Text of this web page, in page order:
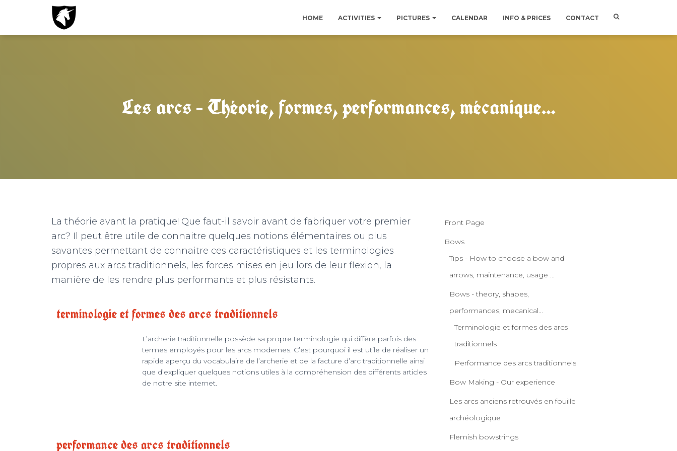
HOME ACTIVITIES PICTURES CALENDAR INFO & PRICES CONTACT
Les arcs – Théorie, formes, performances, mécanique…
La théorie avant la pratique! Que faut-il savoir avant de fabriquer votre premier
arc? Il peut être utile de connaitre quelques notions élémentaires ou plus
savantes permettant de connaitre ces caractéristiques et les terminologies
propres aux arcs traditionnels, les forces mises en jeu lors de leur flexion, la
manière de les rendre plus performants et plus résistants.
terminologie et formes des arcs traditionnels
L’archerie traditionnelle possède sa propre terminologie qui diffère parfois des
termes employés pour les arcs modernes. C’est pourquoi il est utile de réaliser un
rapide aperçu du vocabulaire de l’archerie et de la facture d’arc traditionnelle ainsi
que d’expliquer quelques notions utiles à la compréhension des différents articles
de notre site internet.
performance des arcs traditionnels
Front Page
Bows
Tips - How to choose a bow and
arrows, maintenance, usage ...
Bows - theory, shapes,
performances, mecanical...
Terminologie et formes des arcs
traditionnels
Performance des arcs traditionnels
Bow Making - Our experience
Les arcs anciens retrouvés en fouille
archéologique
Flemish bowstrings